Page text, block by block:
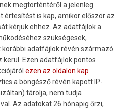
megtörténtéről a jelenleg
értesítést is kap, amikor először az
kérjük ehhez. Az adatfájlok a
szükségesek,
adatfájlok révén származó
Ezen adatfájlok pontos
ezen az oldalon kap
a böngésző révén kapott IP-
tárolja, nem tudja
Az adatokat 26 hónapig őrzi,